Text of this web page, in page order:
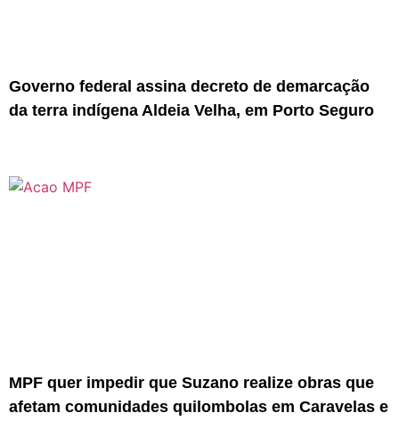
Governo federal assina decreto de demarcação
da terra indígena Aldeia Velha, em Porto Seguro
MPF quer impedir que Suzano realize obras que
afetam comunidades quilombolas em Caravelas e